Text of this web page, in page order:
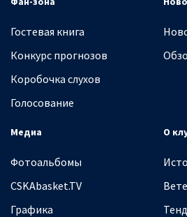
Гостевая книга
Конкурс прогнозов
Коробочка слухов
Голосование
Медиа
Фотоальбомы
CSKAbasket.TV
Графика
О